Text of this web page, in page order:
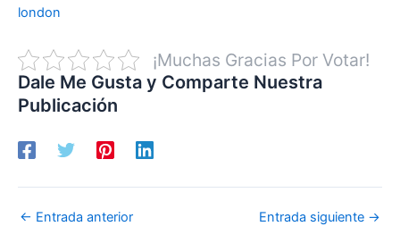
london
¡Muchas Gracias Por Votar!
Dale Me Gusta y Comparte Nuestra
Publicación
← Entrada anterior Entrada siguiente →